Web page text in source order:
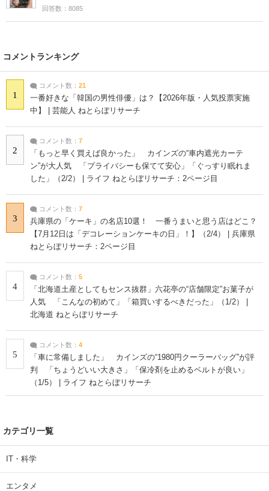
回答数：8085
コメントランキング
1
コメント数： 21
一番好きな「韓国の男性俳優」は？【2026年版・人気投票実施
中】 | 芸能人 ねとらぼリサーチ
2
コメント数： 7
「もっと早く買えば良かった」 カインズの“車内遮光カーテ
ン”が大人気 「プライバシーも保てて安心」「ぐっすり眠れま
した」（2/2） | ライフ ねとらぼリサーチ：2ページ目
3
コメント数： 7
兵庫県の「ケーキ」の名店10選！ 一番うまいと思う店はどこ？
【7月12日は「デコレーションケーキの日」！】（2/4） | 兵庫県
ねとらぼリサーチ：2ページ目
4
コメント数： 5
「北海道土産としてもセンス抜群」六花亭の“店舗限定”お菓子が
人気 「こんなの初めて」「箱買いするべきだった」（1/2） |
北海道 ねとらぼリサーチ
5
コメント数： 4
「車に常備しました」 カインズの“1980円クーラーバッグ”が評
判 「ちょうどいい大きさ」「保冷剤を止めるベルトが良い」
（1/5） | ライフ ねとらぼリサーチ
カテゴリ一覧
IT・科学
エンタメ